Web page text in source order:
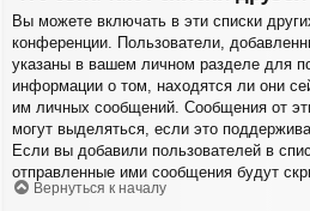
Вы можете включать в эти списки
конференции. Пользователи,
указаны в вашем личном разделе для
информации о том, находятся ли они
им личных сообщений. Сообщения от
могут выделяться, если это
Если вы добавили пользователей в
отправленные ими сообщения будут
Вернуться к началу